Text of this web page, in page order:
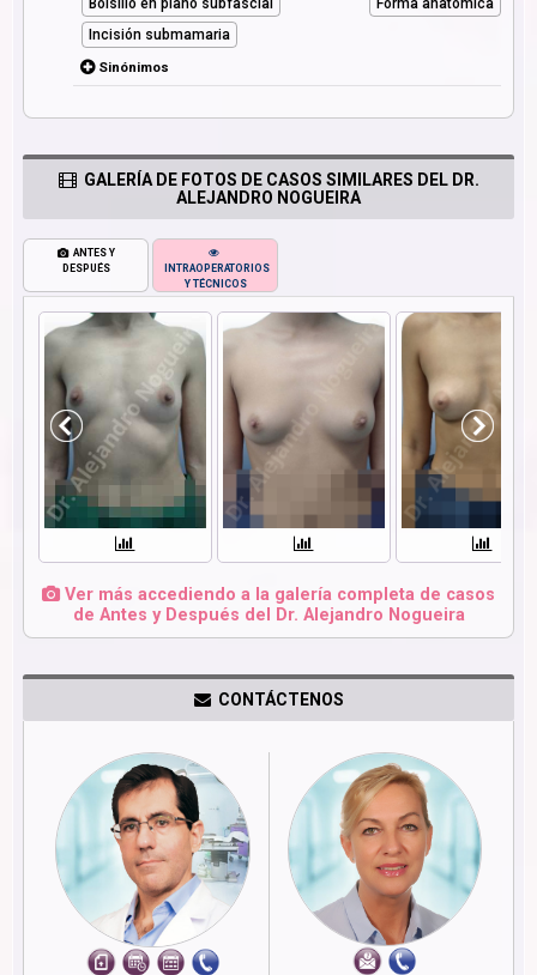
Bolsillo en plano subfascial
Forma anatómica
Incisión submamaria
Sinónimos
GALERÍA DE FOTOS DE CASOS SIMILARES DEL DR.
ALEJANDRO NOGUEIRA
ANTES Y
DESPUÉS
INTRAOPERATORIOS
Y TÉCNICOS
Ver más accediendo a la galería completa de casos
de Antes y Después del Dr. Alejandro Nogueira
CONTÁCTENOS